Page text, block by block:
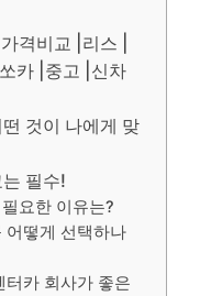
격비교 |리스 |
카 |중고 |신차
것이 나에게 맞
필수!
요한 이유는?
어떻게 선택하나
터카 회사가 좋은